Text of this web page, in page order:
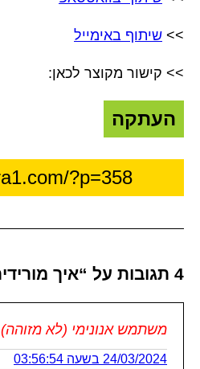
>> שיתוף באימייל
>> קישור מקוצר לכאן:
העתקה
4 תגובות על “איך מורידים קבצים מדרייב?”
משתמש אנונימי (לא מזוהה)
24/03/2024 בשעה 03:56:54